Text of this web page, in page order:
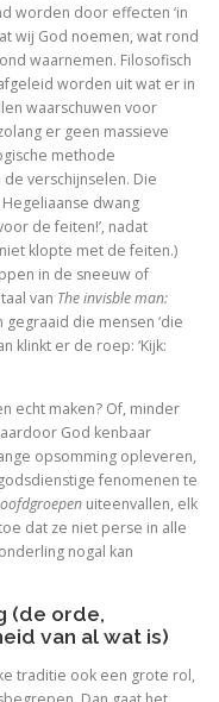
reactie op Dawkins,
het middenveld: cement of
Schoonselhof nu! – een
zijn werk
Symposium)
naschrift bij
worden door effecten ‘in
wij God noemen, wat rond
waarnemen. Filosofisch
worden uit wat er in
waarschuwen voor
er geen massieve
methode
de verschijnselen. Die
dwang
de feiten!’, nadat
klopte met de feiten.)
in de sneeuw of
van The invisble man:
die mensen ‘die
klinkt er de roep: ‘Kijk:
echt maken? Of, minder
God kenbaar
opsomming opleveren,
fenomenen te
uiteenvallen, elk
dat ze niet perse in alle
nogal kan
(de orde,
van al wat is)
traditie ook een grote rol,